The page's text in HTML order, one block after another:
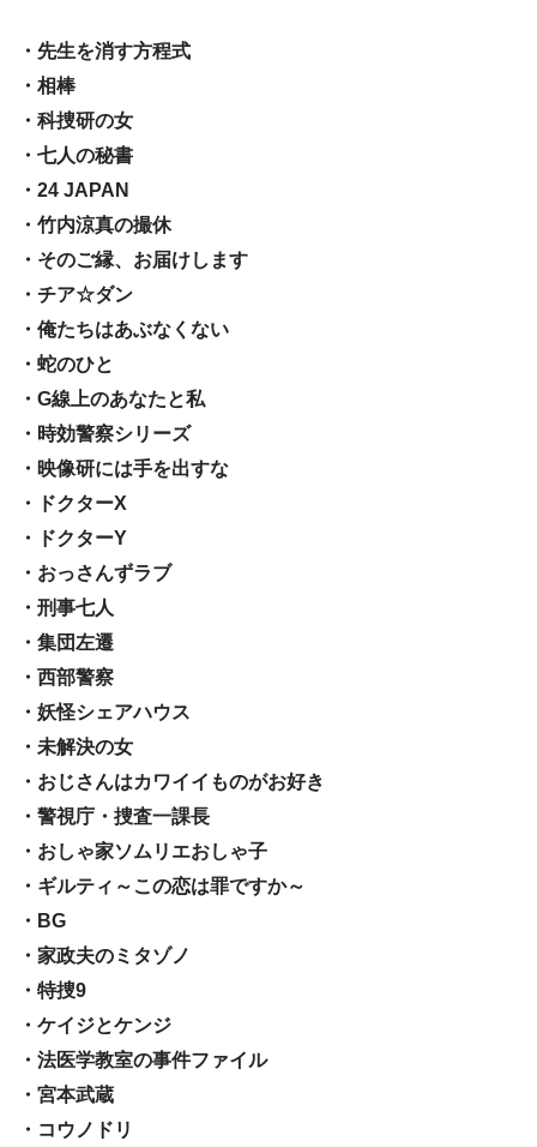
・先生を消す方程式
・相棒
・科捜研の女
・七人の秘書
・24 JAPAN
・竹内涼真の撮休
・そのご縁、お届けします
・チア☆ダン
・俺たちはあぶなくない
・蛇のひと
・G線上のあなたと私
・時効警察シリーズ
・映像研には手を出すな
・ドクターX
・ドクターY
・おっさんずラブ
・刑事七人
・集団左遷
・西部警察
・妖怪シェアハウス
・未解決の女
・おじさんはカワイイものがお好き
・警視庁・捜査一課長
・おしゃ家ソムリエおしゃ子
・ギルティ～この恋は罪ですか～
・BG
・家政夫のミタゾノ
・特捜9
・ケイジとケンジ
・法医学教室の事件ファイル
・宮本武蔵
・コウノドリ